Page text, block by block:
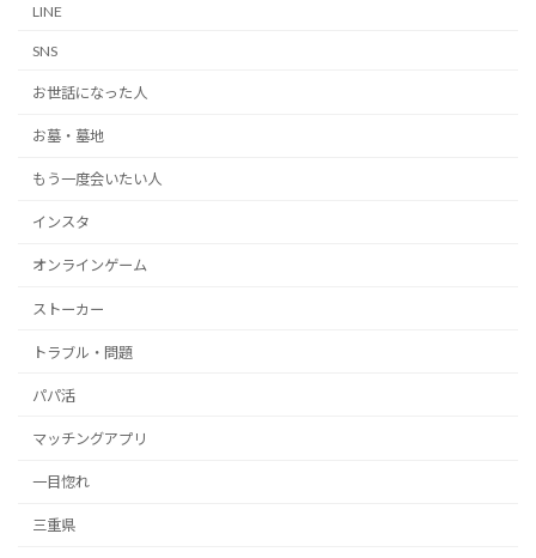
LINE
SNS
お世話になった人
お墓・墓地
もう一度会いたい人
インスタ
オンラインゲーム
ストーカー
トラブル・問題
パパ活
マッチングアプリ
一目惚れ
三重県